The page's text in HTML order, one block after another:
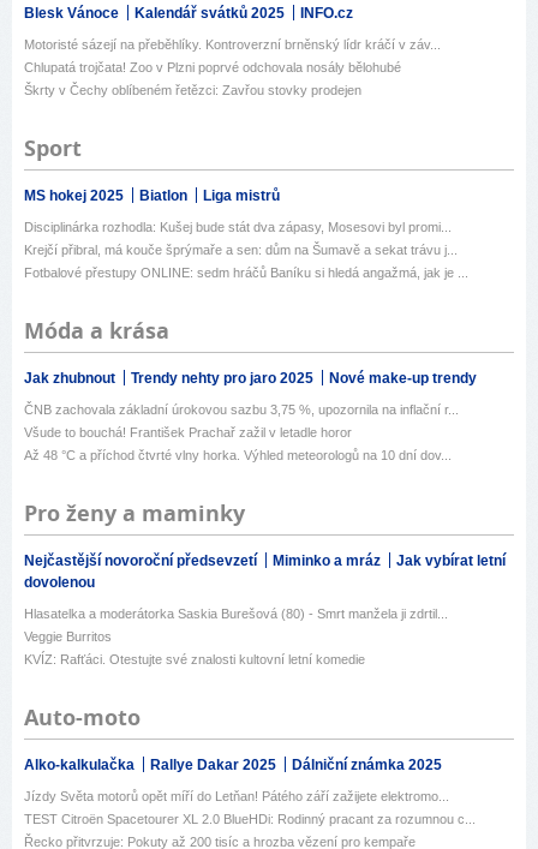
Blesk Vánoce Kalendář svátků 2025 INFO.cz
Motoristé sázejí na přeběhlíky. Kontroverzní brněnský lídr kráčí v záv...
Chlupatá trojčata! Zoo v Plzni poprvé odchovala nosály bělohubé
Škrty v Čechy oblíbeném řetězci: Zavřou stovky prodejen
Sport
MS hokej 2025 Biatlon Liga mistrů
Disciplinárka rozhodla: Kušej bude stát dva zápasy, Mosesovi byl promi...
Krejčí přibral, má kouče šprýmaře a sen: dům na Šumavě a sekat trávu j...
Fotbalové přestupy ONLINE: sedm hráčů Baníku si hledá angažmá, jak je ...
Móda a krása
Jak zhubnout Trendy nehty pro jaro 2025 Nové make-up trendy
ČNB zachovala základní úrokovou sazbu 3,75 %, upozornila na inflační r...
Všude to bouchá! František Prachař zažil v letadle horor
Až 48 °C a příchod čtvrté vlny horka. Výhled meteorologů na 10 dní dov...
Pro ženy a maminky
Nejčastější novoroční předsevzetí Miminko a mráz
Jak vybírat letní
dovolenou
Hlasatelka a moderátorka Saskia Burešová (80) - Smrt manžela ji zdrtil...
Veggie Burritos
KVÍZ: Rafťáci. Otestujte své znalosti kultovní letní komedie
Auto-moto
Alko-kalkulačka Rallye Dakar 2025 Dálniční známka 2025
Jízdy Světa motorů opět míří do Letňan! Pátého září zažijete elektromo...
TEST Citroën Spacetourer XL 2.0 BlueHDi: Rodinný pracant za rozumnou c...
Řecko přitvrzuje: Pokuty až 200 tisíc a hrozba vězení pro kempaře